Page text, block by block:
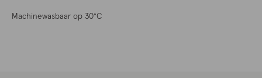
Machinewasbaar op 30°C